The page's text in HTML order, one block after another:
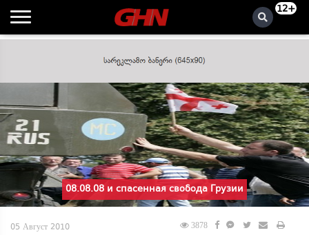
12+
08.08.08 и спасенная свобода Грузии
05 Август 2010 3878